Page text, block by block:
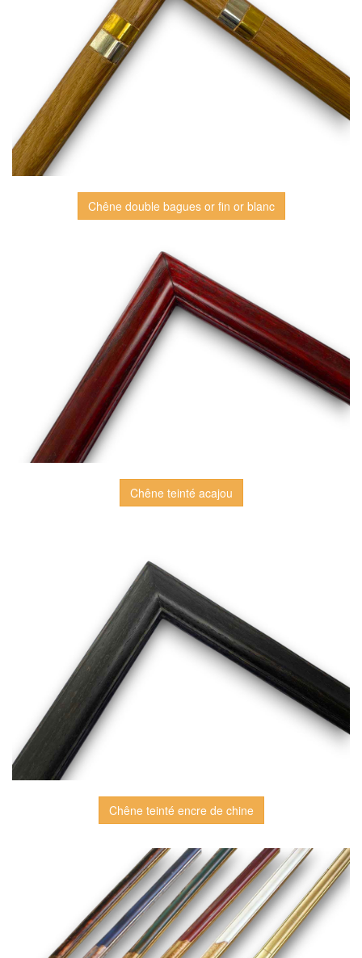
Chêne double bagues or fin or blanc
Chêne teinté acajou
Chêne teinté encre de chine